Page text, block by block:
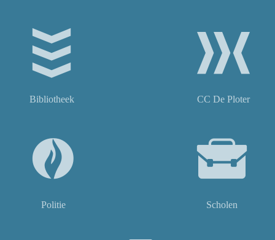
Bibliotheek CC De Ploter
Politie Scholen